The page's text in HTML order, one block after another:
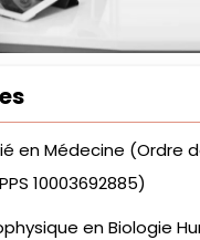
en Médecine (Ordre
10003692885)
en Biologie